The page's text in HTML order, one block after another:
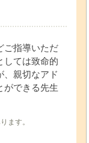
ご指導いただ
しては致命的
、親切なアド
ができる先生
ます。